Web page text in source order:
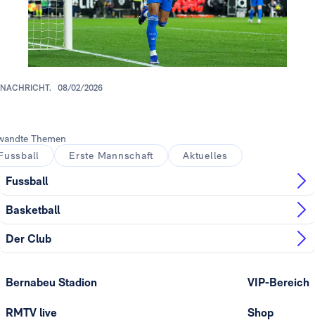
NACHRICHT. 08/02/2026
Themen
Erste Mannschaft Aktuelles
Fussball
Basketball
Der Club
Bernabeu Stadion
RMTV live
VIP-Bereich
Shop